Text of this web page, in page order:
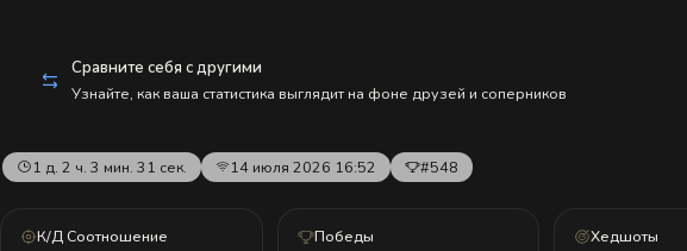
Сравните себя с другими
Узнайте, как ваша статистика выглядит на фоне друзей и соперников
1 д. 2 ч. 3 мин. 31 сек. 14 июля 2026 16:52 #548
К/Д Соотношение Победы Хедшоты